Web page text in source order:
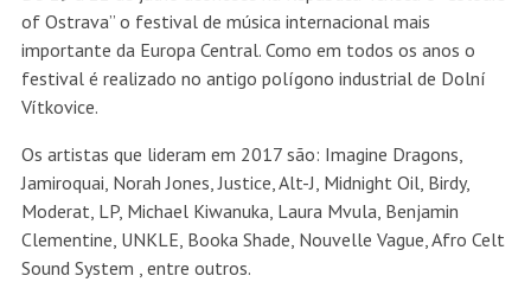
of Ostrava” o festival de música internacional mais
importante da Europa Central. Como em todos os anos o
festival é realizado no antigo polígono industrial de Dolní
Vítkovice.
Os artistas que lideram em 2017 são: Imagine Dragons,
Jamiroquai, Norah Jones, Justice, Alt-J, Midnight Oil, Birdy,
Moderat, LP, Michael Kiwanuka, Laura Mvula, Benjamin
Clementine, UNKLE, Booka Shade, Nouvelle Vague, Afro Celt
Sound System , entre outros.